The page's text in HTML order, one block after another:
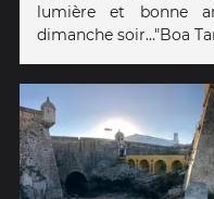
lumière et bonne
dimanche soir..."Boa